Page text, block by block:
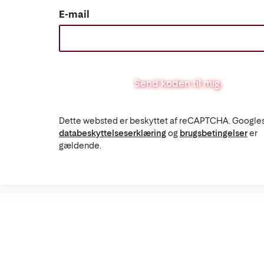
E-mail
Send koden til mig
Dette websted er beskyttet af reCAPTCHA.
databeskyttelseserklæringog brugsbetingelserer
gældende.